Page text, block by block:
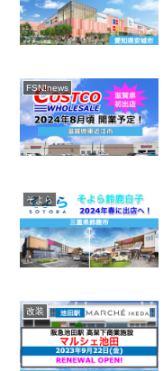
FSN!news
そよら
改装